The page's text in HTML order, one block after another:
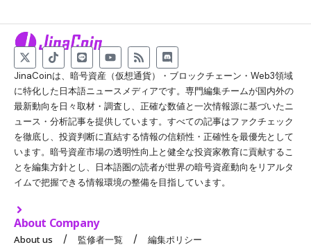
JinaCoinは、暗号資産（仮想通貨）・ブロックチェーン・Web3領域
に特化した日本語ニュースメディアです。専門編集チームが国内外の
最新動向を日々取材・調査し、正確な数値と一次情報源に基づいたニ
ュース・分析記事を提供しています。すべての記事はファクチェック
を徹底し、投資判断に直結する情報の信頼性・正確性を最優先として
います。暗号資産市場の透明性向上と健全な投資家教育に貢献するこ
とを編集方針とし、日本語圏の読者が世界の暗号資産動向をリアルタ
イムで把握できる情報環境の整備を目指しています。
About Company
About us 監修者一覧 編集ポリシー